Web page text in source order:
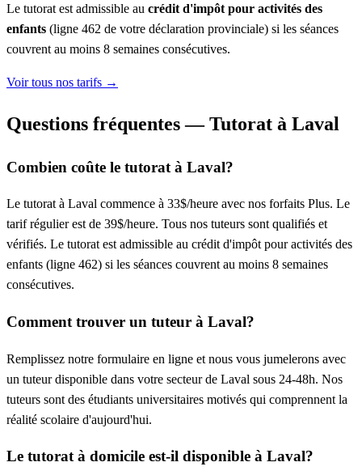
Le tutorat est admissible au crédit d'impôt pour activités des
enfants (ligne 462 de votre déclaration provinciale) si les séances
couvrent au moins 8 semaines consécutives.
Voir tous nos tarifs →
Questions fréquentes — Tutorat à Laval
Combien coûte le tutorat à Laval?
Le tutorat à Laval commence à 33$/heure avec nos forfaits Plus. Le
tarif régulier est de 39$/heure. Tous nos tuteurs sont qualifiés et
vérifiés. Le tutorat est admissible au crédit d'impôt pour activités des
enfants (ligne 462) si les séances couvrent au moins 8 semaines
consécutives.
Comment trouver un tuteur à Laval?
Remplissez notre formulaire en ligne et nous vous jumelerons avec
un tuteur disponible dans votre secteur de Laval sous 24-48h. Nos
tuteurs sont des étudiants universitaires motivés qui comprennent la
réalité scolaire d'aujourd'hui.
Le tutorat à domicile est-il disponible à Laval?